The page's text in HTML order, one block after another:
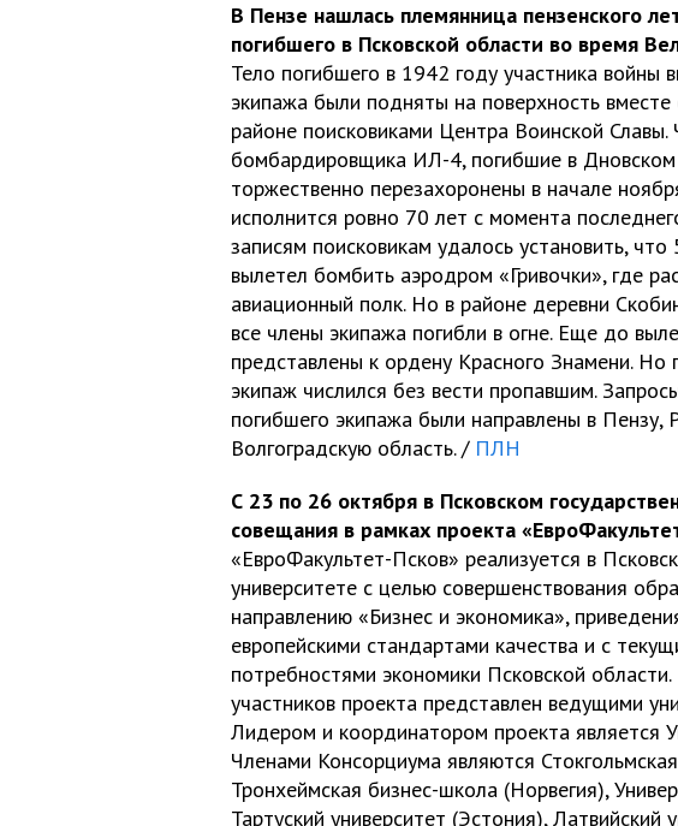
В Пензе нашлась племянница пензенского
погибшего в Псковской области во время
Тело погибшего в 1942 году участника войны
экипажа были подняты на поверхность
районе поисковиками Центра Воинской
бомбардировщика ИЛ-4, погибшие в Дновском
торжественно перезахоронены в начале
исполнится ровно 70 лет с момента
записям поисковикам удалось установить,
вылетел бомбить аэродром «Гривочки», где
авиационный полк. Но в районе деревни
все члены экипажа погибли в огне. Еще до
представлены к ордену Красного Знамени. Но
экипаж числился без вести пропавшим.
погибшего экипажа были направлены в
Волгоградскую область. / ПЛН
С 23 по 26 октября в Псковском
совещания в рамках проекта
«ЕвроФакультет-Псков» реализуется в
университете с целью совершенствования
направлению «Бизнес и экономика»,
европейскими стандартами качества и с
потребностями экономики Псковской
участников проекта представлен ведущими
Лидером и координатором проекта является
Членами Консорциума являются
Тронхеймская бизнес-школа (Норвегия),
Тартуский университет (Эстония), Латвийский